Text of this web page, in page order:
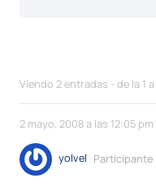
Viendo 2 entradas - de la 1
2 mayo, 2008 a las 12:05 pm
yolvel Participante